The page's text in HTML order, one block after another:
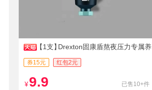
【1支】Drexton固康盾熬夜压力专属养
护牙膏
券15元 红包2元
¥ 9.9 已售10+件